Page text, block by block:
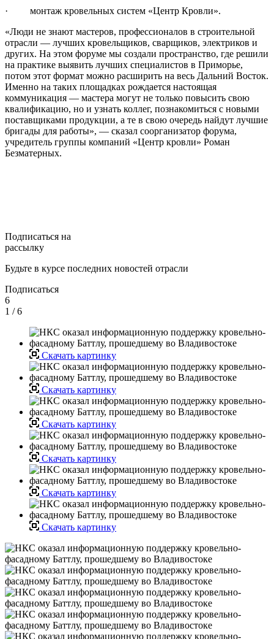
· монтаж кровельных систем «Центр Кровли».
«Люди не знают мастеров, профессионалов в строительной
отрасли — лучших кровельщиков, сварщиков, электриков и
других. На этом форуме мы создали пространство, где решили
на практике выявить лучших специалистов в Приморье,
потом этот формат можно расширить на весь Дальний Восток.
Именно на таких площадках рождается настоящая
коммуникация — мастера могут не только повысить свою
квалификацию, но и узнать коллег, познакомиться с новыми
поставщиками продукции, а те в свою очередь найдут лучшие
бригады для работы», — сказал соорганизатор форума,
учредитель группы компаний «Центр кровли» Роман
Безматерных.
Подписаться на
рассылку
Будьте в курсе последних новостей отрасли
Подписаться
6
1 / 6
Скачать картинку
Скачать картинку
Скачать картинку
Скачать картинку
Скачать картинку
Скачать картинку